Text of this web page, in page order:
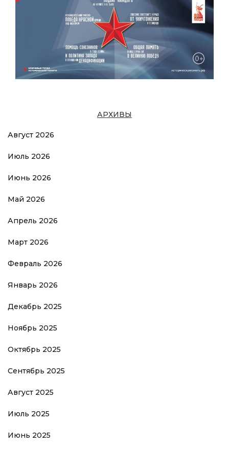
АРХИВЫ
Август 2026
Июль 2026
Июнь 2026
Май 2026
Апрель 2026
Март 2026
Февраль 2026
Январь 2026
Декабрь 2025
Ноябрь 2025
Октябрь 2025
Сентябрь 2025
Август 2025
Июль 2025
Июнь 2025